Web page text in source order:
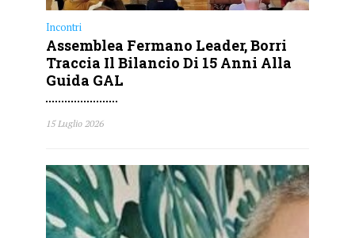
Incontri
Assemblea Fermano Leader, Borri
Traccia Il Bilancio Di 15 Anni Alla
Guida GAL
15 Luglio 2026